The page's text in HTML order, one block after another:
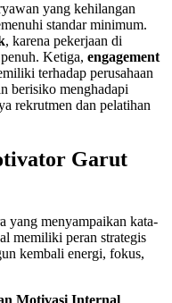
yang kehilangan
standar minimum.
, karena pekerjaan di
Ketiga, engagement
terhadap perusahaan
berisiko menghadapi
rekrutmen dan pelatihan
Garut
yang menyampaikan kata-
memiliki peran strategis
kembali energi, fokus,